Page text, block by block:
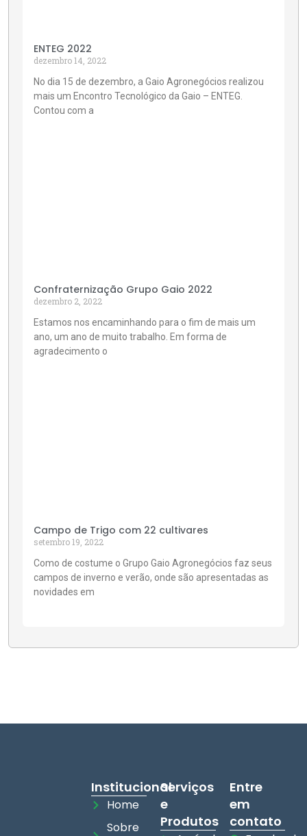
ENTEG 2022
dezembro 14, 2022
No dia 15 de dezembro, a Gaio Agronegócios realizou
mais um Encontro Tecnológico da Gaio – ENTEG.
Contou com a
Confraternização Grupo Gaio 2022
dezembro 2, 2022
Estamos nos encaminhando para o fim de mais um
ano, um ano de muito trabalho. Em forma de
agradecimento o
Campo de Trigo com 22 cultivares
setembro 19, 2022
Como de costume o Grupo Gaio Agronegócios faz seus
campos de inverno e verão, onde são apresentadas as
novidades em
Institucional
Home
Sobre
Serviços
e
Produtos
Entre
em
contato